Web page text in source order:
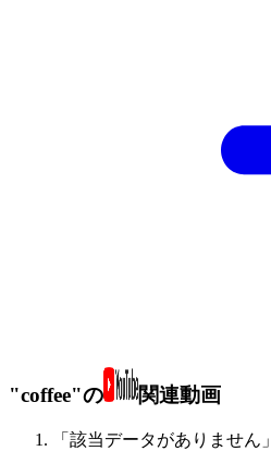
"coffee"の 関連動画
「該当データがありません」